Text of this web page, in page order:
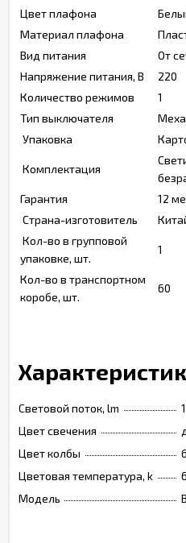
Цвет плафона
Материал плафона
Вид питания
От
Напряжение питания, В
220
Количество режимов
1
Тип выключателя
Упаковка
Комплектация
Гарантия
12
Страна-изготовитель
Кол-во в групповой
упаковке, шт.
1
Кол-во в транспортном
коробе, шт.
60
Световой поток, lm
Цвет cвечения
Цвет колбы
Цветовая температура, k
Модель